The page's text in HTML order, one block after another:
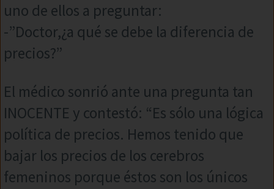
uno de ellos a preguntar:
-”Doctor,¿a qué se debe la diferencia de
precios?”
El médico sonrió ante una pregunta tan
INOCENTE y contestó: “Es sólo una lógica
política de precios. Hemos tenido que
bajar los precios de los cerebros
femeninos porque éstos son los únicos